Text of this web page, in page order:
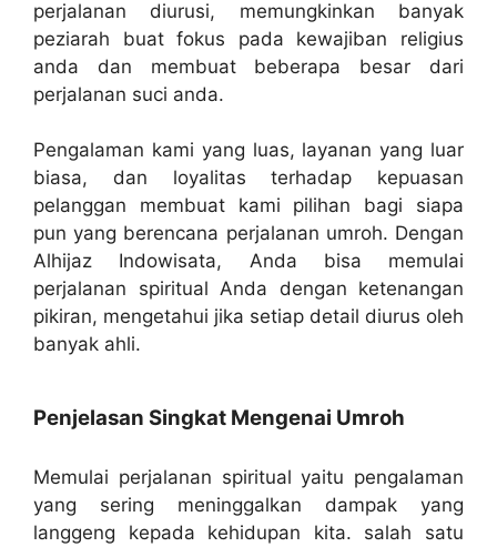
perjalanan diurusi, memungkinkan banyak
peziarah buat fokus pada kewajiban religius
anda dan membuat beberapa besar dari
perjalanan suci anda.
Pengalaman kami yang luas, layanan yang luar
biasa, dan loyalitas terhadap kepuasan
pelanggan membuat kami pilihan bagi siapa
pun yang berencana perjalanan umroh. Dengan
Alhijaz Indowisata, Anda bisa memulai
perjalanan spiritual Anda dengan ketenangan
pikiran, mengetahui jika setiap detail diurus oleh
banyak ahli.
Penjelasan Singkat Mengenai Umroh
Memulai perjalanan spiritual yaitu pengalaman
yang sering meninggalkan dampak yang
langgeng kepada kehidupan kita. salah satu